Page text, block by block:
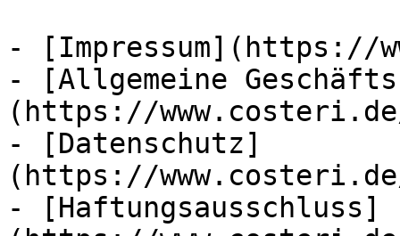
- [Impressum](https://
- [Allgemeine
(https://
- [Datenschutz]
(https://
- [Haftungsausschluss]